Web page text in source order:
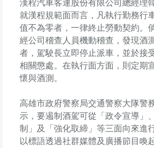
漢程汽車客運股份有限公司總經理
就漢程規範面而言，凡執行勤務行
值不為零者，一律終止勞動契約。
經公司稽查人員機動稽查，發現酒
者，駕駛長立即停止派車，並於接
相關懲處。在執行面方面，則定期
懷與酒測。
高雄市政府警察局交通警察大隊警
示，要遏制酒駕可從「政令宣導」
制」及「強化取締」等三面向來進
以標語透過社群媒體及廣播節目喚